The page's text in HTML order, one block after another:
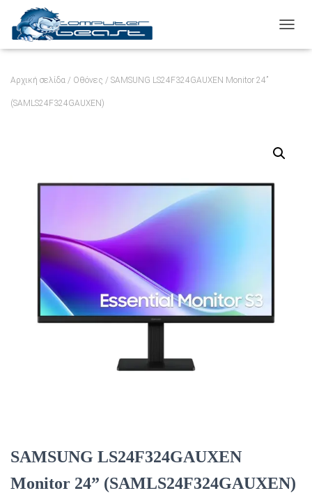
Αρχική σελίδα / Οθόνες / SAMSUNG LS24F324GAUXEN Monitor 24”
(SAMLS24F324GAUXEN)
SAMSUNG LS24F324GAUXEN
Monitor 24” (SAMLS24F324GAUXEN)